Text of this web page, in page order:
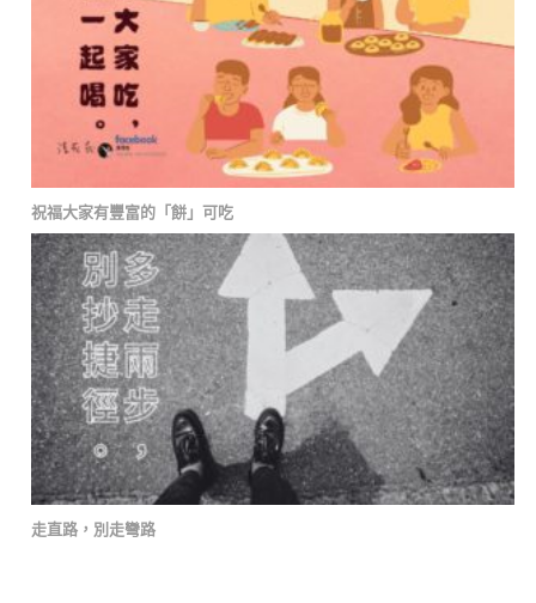
祝福大家有豐富的「餅」可吃
走直路，別走彎路